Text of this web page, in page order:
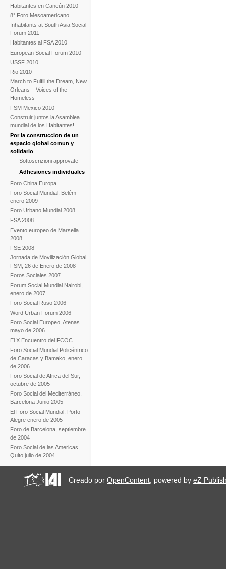
Habitantes en Cancún 2010
8° Foro Mesoamericano
Inhabitants at South Asia Social
Forum 2011
Habitantes al FSA 2010
European Social Forum 2010
USSF 2010
Rio 2010
March to Fulfill the Dream, New
Orleans – Voices of the
Homeless
FSM Mexico 2010
Construir juntos la Asamblea
mundial de los Habitantes!
Por la construccion de un
espacio global comun y
solidario
Sottoscrizioni approvate
Adhesiones individuales
Foro China Europa
Foro Social Mundial, Belém
enero 2009
Foro Urbano Mundial 2008
FSA 2008
Evento europeo de Marsella
2008
FSE 2008
Jornada de Movilización Global
FSM, 26 de Enero de 2008
Foros Sociales 2007
Forum Social Mundial Nairobi,
enero de 2007
Foro Social Ruso 2006
Word Urban Forum 2006
Foro Social Europeo, Atenas
mayo de 2006
El X Encuentro del FCOC
Foro Social Mundial Policéntrico
de Caracas y Bamako, enero
de 2006
Foro Social de Africa del Sur,
octubre de 2005
Foro Social del Mediterráneo,
Barcelona Junio 2005
El Foro Social Mundial, Porto
Alegre enero de 2005
Foro de Barcelona, septiembre
de 2004
Foro Social de las Americas,
Quito julio de 2004
Creado porOpenContent , powered byeZ